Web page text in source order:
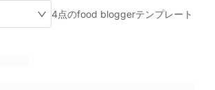
4点のfood bloggerテンプレート